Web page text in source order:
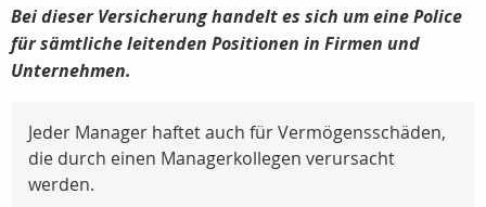
Bei dieser Versicherung handelt es sich um eine Police
für sämtliche leitenden Positionen in Firmen und
Unternehmen.
Jeder Manager haftet auch für Vermögensschäden,
die durch einen Managerkollegen verursacht
werden.